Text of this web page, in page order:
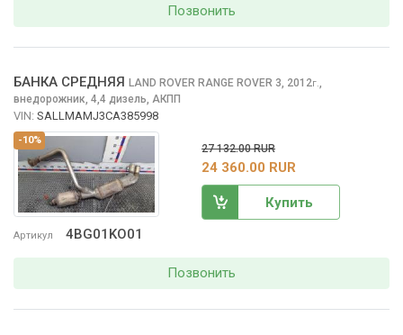
Позвонить
-10%
Артикул 4BG01KO01
БАНКА СРЕДНЯЯ LAND ROVER RANGE ROVER 3, 2012г.,
внедорожник, 4,4 дизель, АКПП
VIN: SALLMAMJ3CA385998
27 132.00 RUR
24 360.00 RUR
Купить
Позвонить